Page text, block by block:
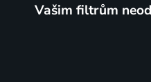
Vašim filtrům